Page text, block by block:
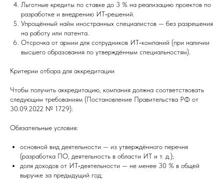
Льготные кредиты по ставке до 3 % на реализацию проектов по
разработке и внедрению ИТ‑решений.
Упрощённый найм иностранных специалистов — без разрешения
на работу или патента.
Отсрочка от армии для сотрудников ИТ‑компаний (при наличии
высшего образования по утверждённым специальностям).
Критерии отбора для аккредитации
Чтобы получить аккредитацию, компания должна соответствовать
следующим требованиям (Постановление Правительства РФ от
30.09.2022 № 1729):
Обязательные условия:
основной вид деятельности — из утверждённого перечня
(разработка ПО, деятельность в области ИТ и т. д.);
доля доходов от ИТ‑деятельности — не менее 30 % в общей
выручке за предыдущий год;